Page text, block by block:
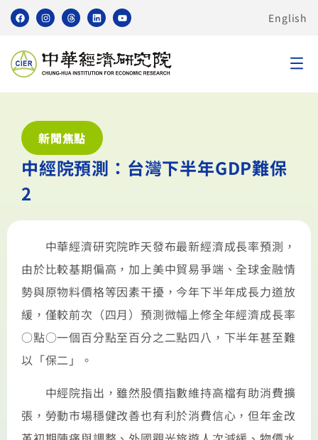
English
新聞焦點
中經院預測：台灣下半年GDP難保
2
中華經濟研究院昨天發布最新經濟成長率預測，
由於比較基期偏高，加上美中貿易爭端、全球金融情
勢與原物料價格等因素干擾，今年下半年成長力道放
緩，僅較前次（四月）預測微幅上修全年經濟成長率
○點○一個百分點至百分之二點四八，下半年甚至難
以「保二」。
中經院指出，雖然股價指數維持高檔有助消費擴
張，勞動市場穩健改善也有利於消費信心，但年金改